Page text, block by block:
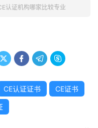
认证机构哪家比较专业
   
CE认证证书 CE证书